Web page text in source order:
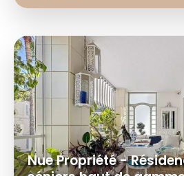
Nue Propriété -